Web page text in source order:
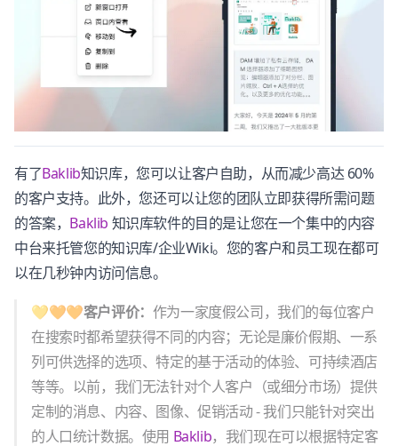
有了Baklib知识库，您可以让客户自助，从而减少高达 60%
的客户支持。此外，您还可以让您的团队立即获得所需问题
的答案， Baklib 知识库软件的目的是让您在一个集中的内容
中台来托管您的知识库/企业Wiki。您的客户和员工现在都可
以在几秒钟内访问信息。
💛🧡🧡客户评价： 作为一家度假公司，我们的每位客户
在搜索时都希望获得不同的内容；无论是廉价假期、一系
列可供选择的选项、特定的基于活动的体验、可持续酒店
等等。以前，我们无法针对个人客户（或细分市场）提供
定制的消息、内容、图像、促销活动 - 我们只能针对突出
的人口统计数据。使用 Baklib，我们现在可以根据特定客